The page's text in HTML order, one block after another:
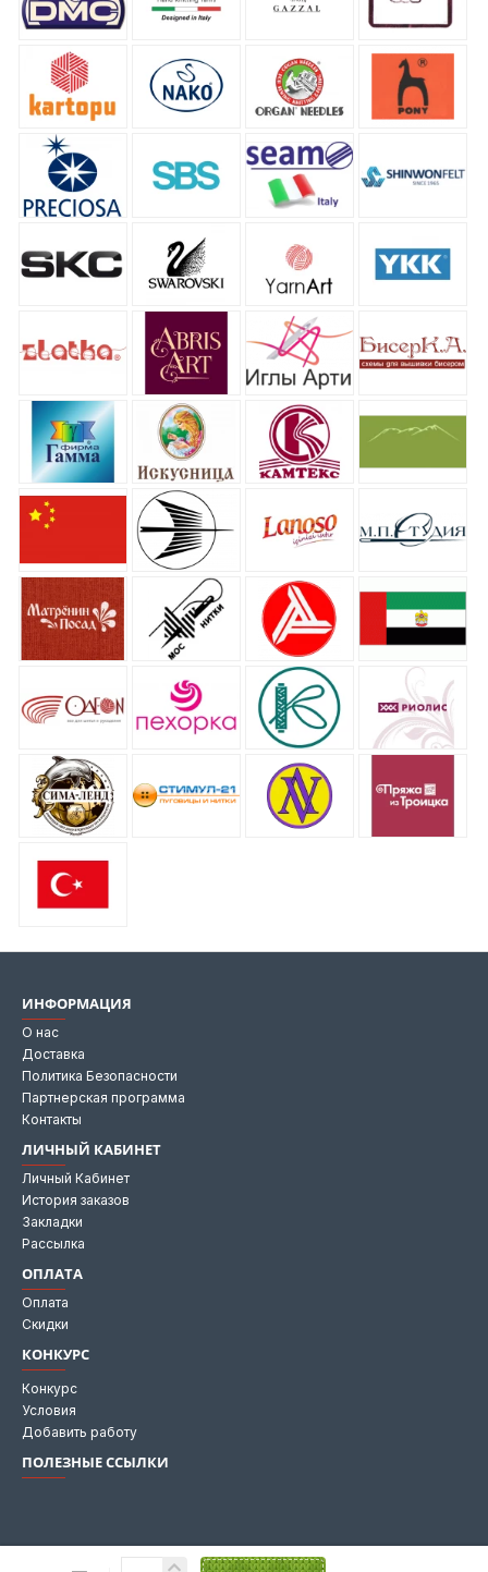
ИНФОРМАЦИЯ
О нас
Доставка
Политика Безопасности
Партнерская программа
Контакты
ЛИЧНЫЙ КАБИНЕТ
Личный Кабинет
История заказов
Закладки
Рассылка
ОПЛАТА
Оплата
Скидки
КОНКУРС
Конкурс
Условия
Добавить работу
ПОЛЕЗНЫЕ ССЫЛКИ
Мы на Яндекс картах